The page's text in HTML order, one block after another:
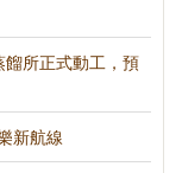
餾所正式動工，預
新航線